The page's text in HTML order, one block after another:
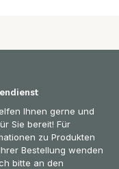
Ihnen gerne und
Sie bereit! Für
zu Produkten
Bestellung wenden
bitte an den